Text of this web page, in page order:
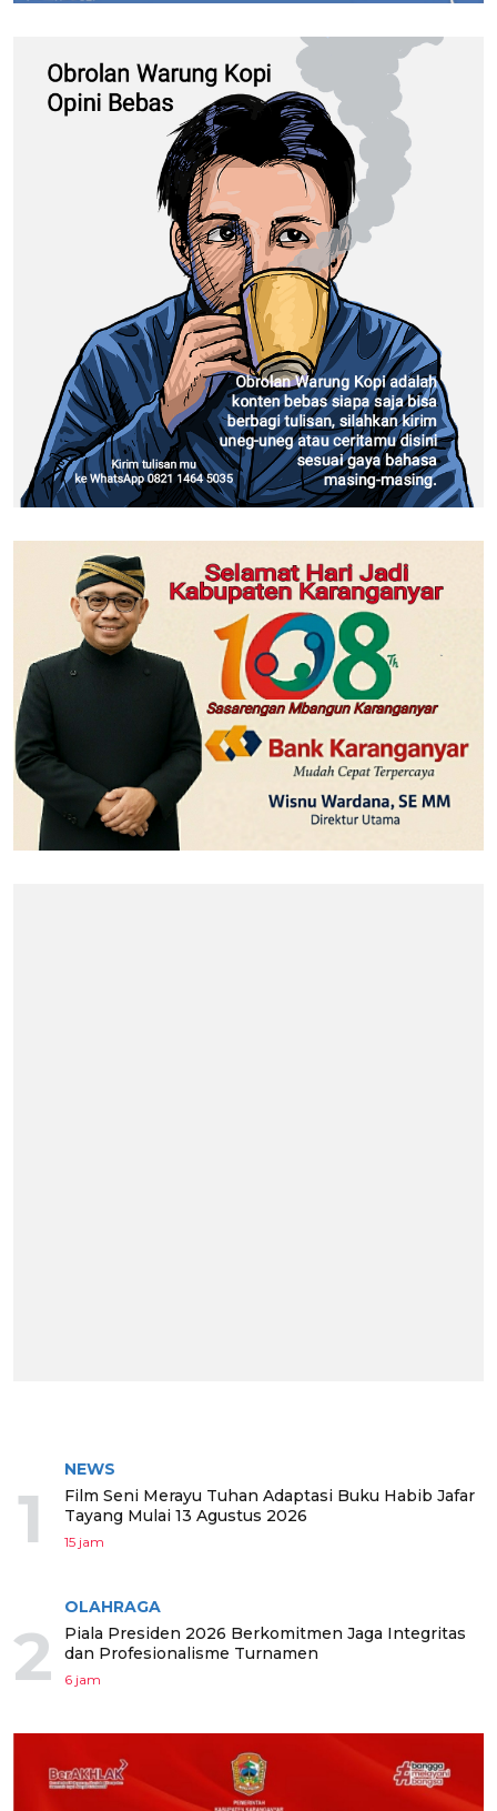
1
NEWS
Film Seni Merayu Tuhan Adaptasi Buku Habib Jafar
Tayang Mulai 13 Agustus 2026
15 jam
2
OLAHRAGA
Piala Presiden 2026 Berkomitmen Jaga Integritas
dan Profesionalisme Turnamen
6 jam